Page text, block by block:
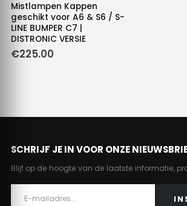
Mistlampen Kappen
geschikt voor A6 & S6 / S-
LINE BUMPER C7 |
DISTRONIC VERSIE
€225.00
SCHRIJF JE IN VOOR ONZE
Blijf op de hoogte van de laatste informatie,